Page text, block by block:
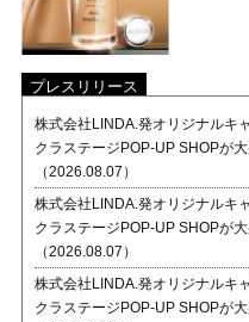
プレスリリース
株式会社LINDA.発オリジナルキ
クラステージPOP-UP SHOPが
（2026.08.07）
株式会社LINDA.発オリジナルキ
クラステージPOP-UP SHOPが
（2026.08.07）
株式会社LINDA.発オリジナルキ
クラステージPOP-UP SHOPが